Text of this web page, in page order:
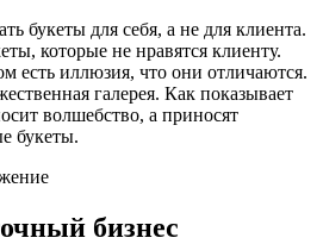
букеты для себя, а не для клиента.
которые не нравятся клиенту.
есть иллюзия, что они отличаются.
галерея. Как показывает
волшебство, а приносят
букеты.
бизнес